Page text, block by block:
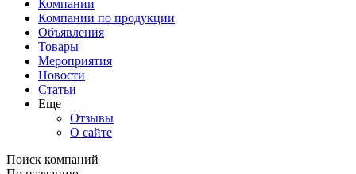
Компании
Компании по продукции
Объявления
Товары
Мероприятия
Новости
Статьи
Еще
Отзывы
О сайте
Поиск компаний